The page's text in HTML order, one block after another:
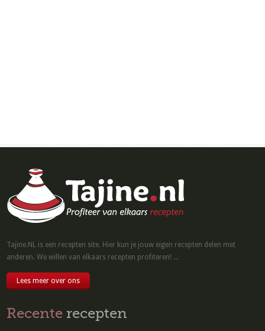
Tajine.NL is een recepten site. Hier kun je jouw eigen recepten delen met
anderen. We willen van elkaars recepten profiteren! ...
Lees meer over ons
Recente recepten